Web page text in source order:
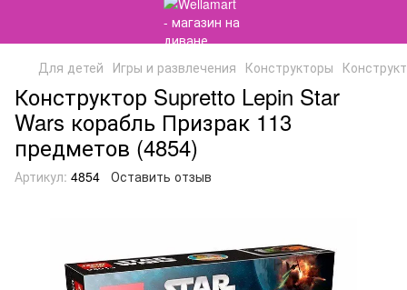
Для детей Игры и развлечения Конструкторы
Конструктор Supretto Lepin Star
Wars корабль Призрак 113
предметов (4854)
Артикул: 4854 Оставить отзыв